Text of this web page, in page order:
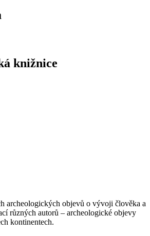
knižnice
archeologických objevů o vývoji člověka a
různých autorů – archeologické objevy
kontinentech.